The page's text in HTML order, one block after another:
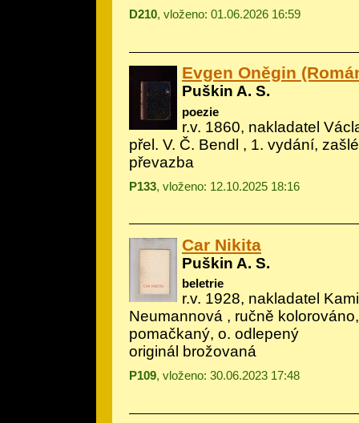
D210, vloženo: 01.06.2026 16:59
Evgen Oněgin
Puškin A. S.
poezie
r.v. 1860, nakladatel
přel. V. Č. Bendl , 1. vydání,
převazba
P133, vloženo: 12.10.2025 18:16
Car Nikita
Puškin A. S.
beletrie
r.v. 1928, nakladatel
Neumannová , ručně
pomačkaný, o. odlepený
originál brožovaná
P109, vloženo: 30.06.2023 17:48